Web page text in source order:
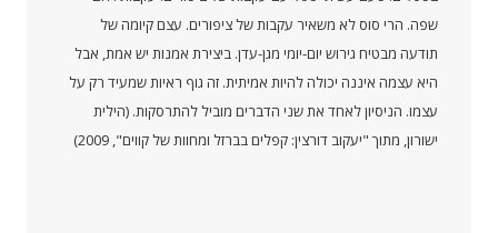
שפה. הרי סוס לא משאיר עקבות של ציפורים. עצם קיומה של
תודעה מבטיח גירוש יום-יומי מגן-עדן. ביצירת אמנות יש אמת, אבל
היא עצמה איננה יכולה להיות אמיתית. זה גוף ראיות שמעיד רק על
עצמו. הניסיון לאחד את שני הדברים מוביל להתרסקות. (הילית
ישורון, מתוך "יעקוב דורצין: קפלים בברזל ומחוות של קווים", 2009)